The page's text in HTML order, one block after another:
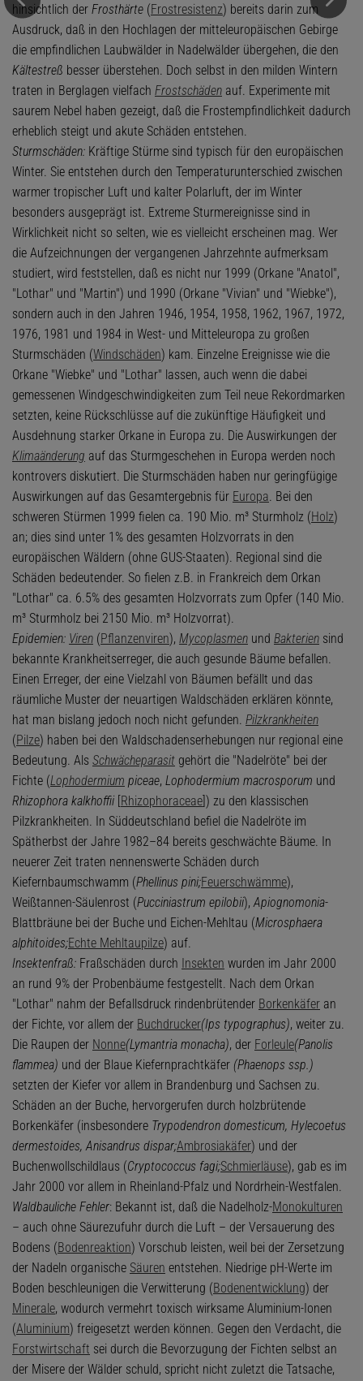
hinsichtlich der Frosthärte (Frostresistenz) bereits darin zum
Ausdruck, daß in den Hochlagen der mitteleuropäischen Gebirge
die empfindlichen Laubwälder in Nadelwälder übergehen, die den
Kältestreß besser überstehen. Doch selbst in den milden Wintern
traten in Berglagen vielfach Frostschäden auf. Experimente mit
saurem Nebel haben gezeigt, daß die Frostempfindlichkeit dadurch
erheblich steigt und akute Schäden entstehen.
Sturmschäden: Kräftige Stürme sind typisch für den europäischen
Winter. Sie entstehen durch den Temperaturunterschied zwischen
warmer tropischer Luft und kalter Polarluft, der im Winter
besonders ausgeprägt ist. Extreme Sturmereignisse sind in
Wirklichkeit nicht so selten, wie es vielleicht erscheinen mag. Wer
die Aufzeichnungen der vergangenen Jahrzehnte aufmerksam
studiert, wird feststellen, daß es nicht nur 1999 (Orkane "Anatol",
"Lothar" und "Martin") und 1990 (Orkane "Vivian" und "Wiebke"),
sondern auch in den Jahren 1946, 1954, 1958, 1962, 1967, 1972,
1976, 1981 und 1984 in West- und Mitteleuropa zu großen
Sturmschäden (Windschäden) kam. Einzelne Ereignisse wie die
Orkane "Wiebke" und "Lothar" lassen, auch wenn die dabei
gemessenen Windgeschwindigkeiten zum Teil neue Rekordmarken
setzten, keine Rückschlüsse auf die zukünftige Häufigkeit und
Ausdehnung starker Orkane in Europa zu. Die Auswirkungen der
Klimaänderung auf das Sturmgeschehen in Europa werden noch
kontrovers diskutiert. Die Sturmschäden haben nur geringfügige
Auswirkungen auf das Gesamtergebnis für Europa. Bei den
schweren Stürmen 1999 fielen ca. 190 Mio. m³ Sturmholz (Holz)
an; dies sind unter 1% des gesamten Holzvorrats in den
europäischen Wäldern (ohne GUS-Staaten). Regional sind die
Schäden bedeutender. So fielen z.B. in Frankreich dem Orkan
"Lothar" ca. 6.5% des gesamten Holzvorrats zum Opfer (140 Mio.
m³ Sturmholz bei 2150 Mio. m³ Holzvorrat).
Epidemien: Viren (Pflanzenviren), Mycoplasmen und Bakterien sind
bekannte Krankheitserreger, die auch gesunde Bäume befallen.
Einen Erreger, der eine Vielzahl von Bäumen befällt und das
räumliche Muster der neuartigen Waldschäden erklären könnte,
hat man bislang jedoch noch nicht gefunden. Pilzkrankheiten
(Pilze) haben bei den Waldschadenserhebungen nur regional eine
Bedeutung. Als Schwächeparasit gehört die "Nadelröte" bei der
Fichte (Lophodermium piceae, Lophodermium macrosporum und
Rhizophora kalkhoffii [Rhizophoraceae]) zu den klassischen
Pilzkrankheiten. In Süddeutschland befiel die Nadelröte im
Spätherbst der Jahre 1982–84 bereits geschwächte Bäume. In
neuerer Zeit traten nennenswerte Schäden durch
Kiefernbaumschwamm (Phellinus pini;Feuerschwämme),
Weißtannen-Säulenrost (Pucciniastrum epilobii),Apiognomonia-
Blattbräune bei der Buche und Eichen-Mehltau (Microsphaera
alphitoides;Echte Mehltaupilze) auf.
Insektenfraß: Fraßschäden durch Insekten wurden im Jahr 2000
an rund 9% der Probenbäume festgestellt. Nach dem Orkan
"Lothar" nahm der Befallsdruck rindenbrütender Borkenkäfer an
der Fichte, vor allem der Buchdrucker(Ips typographus), weiter zu.
Die Raupen der Nonne(Lymantria monacha), der Forleule(Panolis
flammea) und der Blaue Kiefernprachtkäfer (Phaenops ssp.)
setzten der Kiefer vor allem in Brandenburg und Sachsen zu.
Schäden an der Buche, hervorgerufen durch holzbrütende
Borkenkäfer (insbesondere Trypodendron domesticum, Hylecoetus
dermestoides, Anisandrus dispar;Ambrosiakäfer) und der
Buchenwollschildlaus (Cryptococcus fagi;Schmierläuse), gab es im
Jahr 2000 vor allem in Rheinland-Pfalz und Nordrhein-Westfalen.
Waldbauliche Fehler: Bekannt ist, daß die Nadelholz-Monokulturen
– auch ohne Säurezufuhr durch die Luft – der Versauerung des
Bodens (Bodenreaktion) Vorschub leisten, weil bei der Zersetzung
der Nadeln organische Säuren entstehen. Niedrige pH-Werte im
Boden beschleunigen die Verwitterung (Bodenentwicklung) der
Minerale, wodurch vermehrt toxisch wirksame Aluminium-Ionen
(Aluminium) freigesetzt werden können. Gegen den Verdacht, die
Forstwirtschaft sei durch die Bevorzugung der Fichten selbst an
der Misere der Wälder schuld, spricht nicht zuletzt die Tatsache,